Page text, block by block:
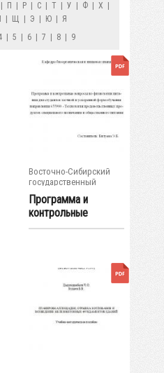
П Р С Т У Ф Х
Щ Э Ю
Я
5 6 7 8 9
Восточно-Сибирский
государственный
университет...
Программа и
контрольные
вопросы по